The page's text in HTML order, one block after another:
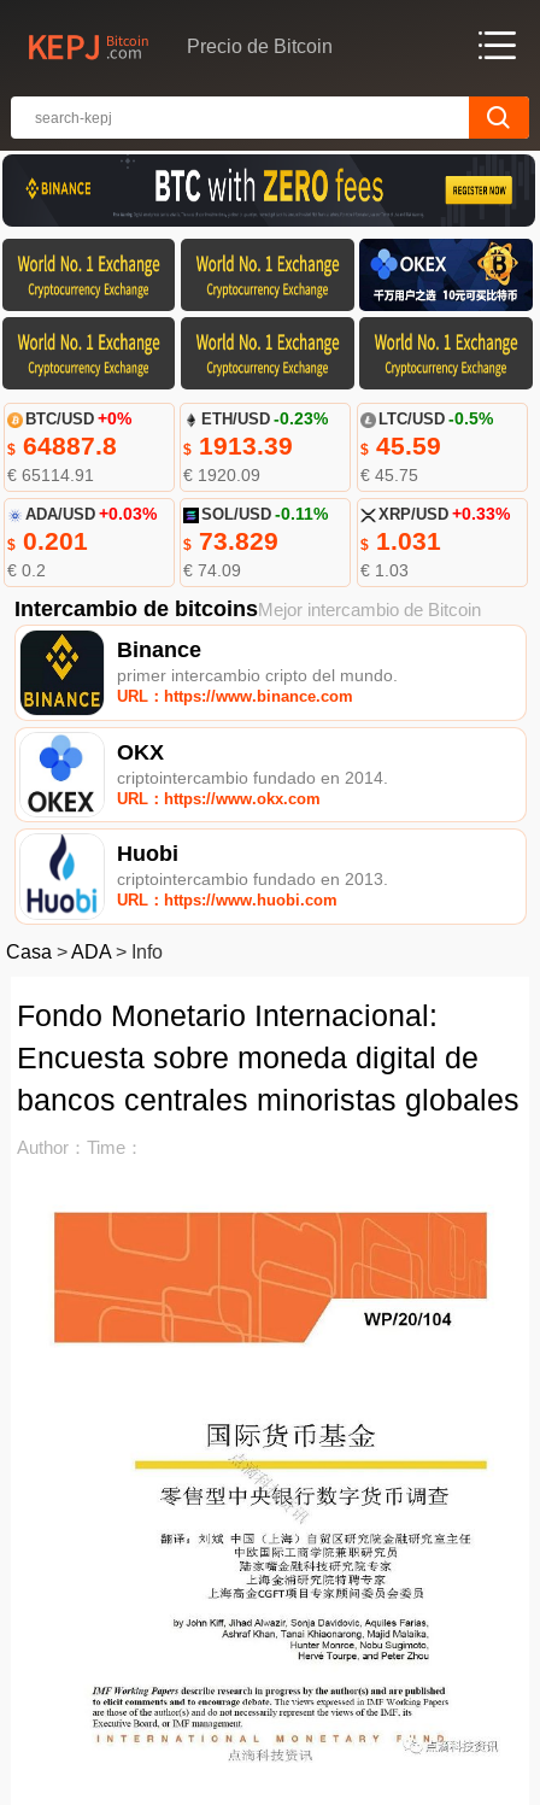
Precio de Bitcoin
BTC/USD +0%
$64887.8
€ 65114.91
ETH/USD -0.23%
$ 1913.39
€ 1920.09
LTC/USD -0.5%
$45.59
€ 45.75
ADA/USD +0.03%
$0.201
€ 0.2
SOL/USD -0.11%
$ 73.829
€ 74.09
XRP/USD +0.33%
$1.031
€ 1.03
Intercambio de bitcoinsMejor intercambio de Bitcoin
Binance
primer intercambio cripto del mundo.
URL：https://www.binance.com
OKX
criptointercambio fundado en 2014.
URL：https://www.okx.com
Huobi
criptointercambio fundado en 2013.
URL：https://www.huobi.com
Casa >ADA> Info
Fondo Monetario Internacional:
Encuesta sobre moneda digital de
bancos centrales minoristas globales
Author： Time：